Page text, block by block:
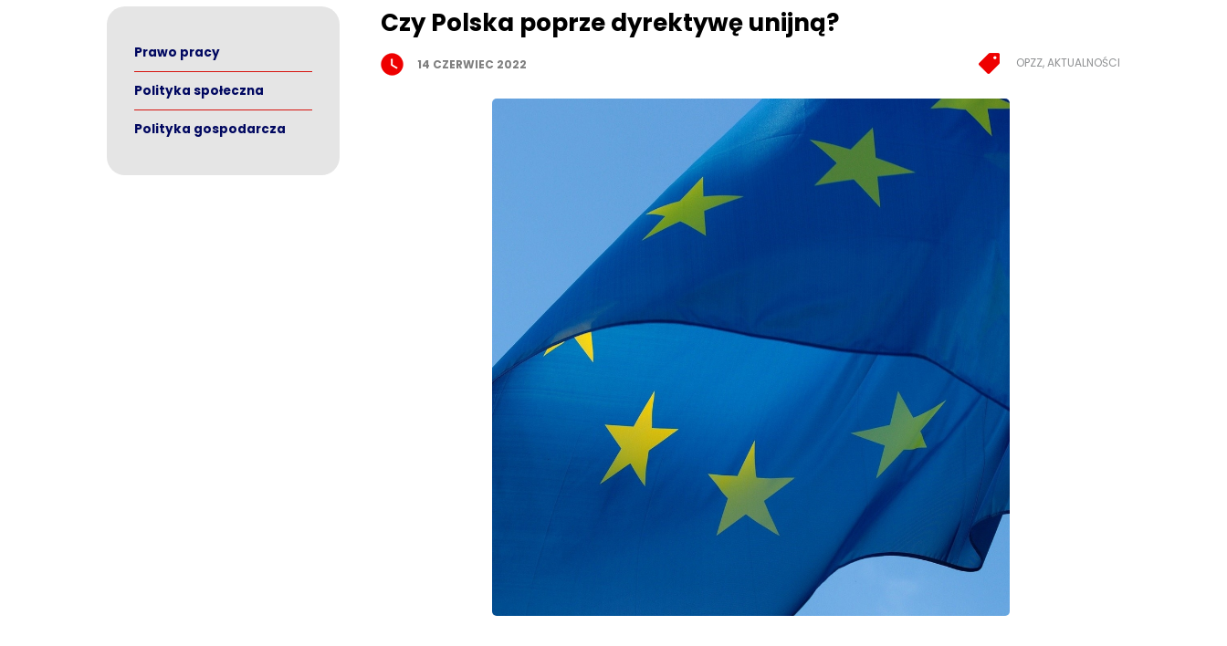
Prawo pracy
Polityka społeczna
Polityka gospodarcza
Czy Polska poprze dyrektywę unijną?
14 CZERWIEC 2022 OPZZ, AKTUALNOŚCI